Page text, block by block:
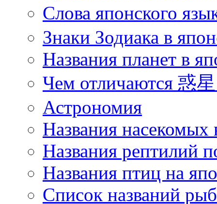
Слова японского
Знаки Зодиака в
Названия планет в
Чем отличаются 惑
Астрономия
Названия насекомых
Названия рептилий
Названия птиц на
Список названий